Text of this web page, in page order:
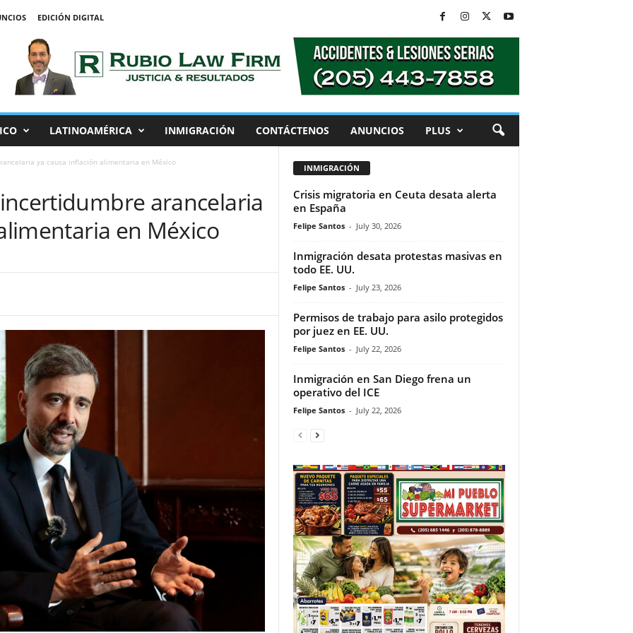
EDICIÓN DIGITAL
LATINOAMÉRICA INMIGRACIÓN CONTÁCTENOS ANUNCIOS PLUS
ya causa inflación alimentaria en México
arancelaria
en México
INMIGRACIÓN
Crisis migratoria en Ceuta desata alerta
en España
Felipe Santos - July 30, 2026
Inmigración desata protestas masivas en
todo EE. UU.
Felipe Santos - July 23, 2026
Permisos de trabajo para asilo protegidos
por juez en EE. UU.
Felipe Santos - July 22, 2026
Inmigración en San Diego frena un
operativo del ICE
Felipe Santos - July 22, 2026